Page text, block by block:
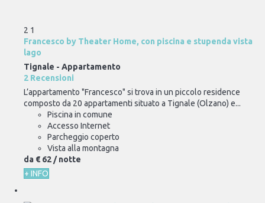
2 1
Francesco by Theater Home, con piscina e stupenda vista
lago
Tignale - Appartamento
2 Recensioni
L’appartamento "Francesco" si trova in un piccolo residence
composto da 20 appartamenti situato a Tignale (Olzano) e...
Piscina in comune
Accesso Internet
Parcheggio coperto
Vista alla montagna
da € 62 / notte
+ INFO